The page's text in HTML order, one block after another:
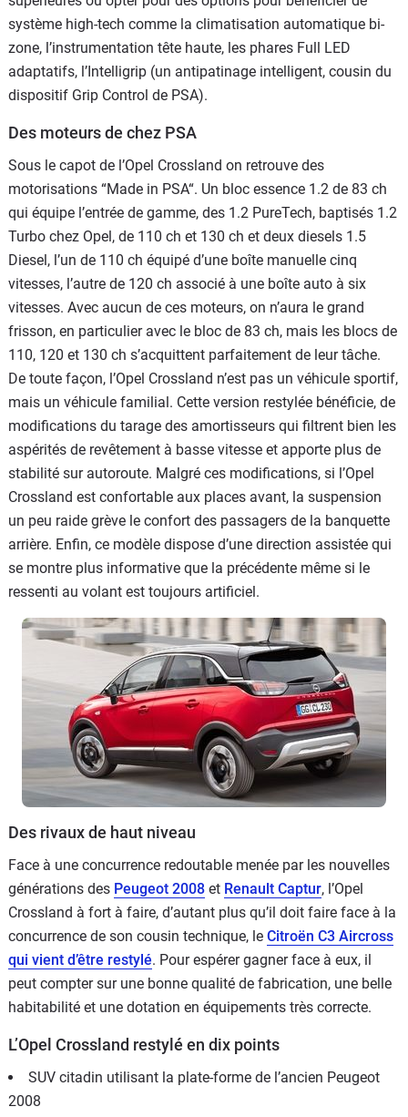
système high-tech comme la climatisation automatique bi-
zone, l’instrumentation tête haute, les phares Full LED
adaptatifs, l’Intelligrip (un antipatinage intelligent, cousin du
dispositif Grip Control de PSA).
Des moteurs de chez PSA
Sous le capot de l’Opel Crossland on retrouve des
motorisations “Made in PSA“. Un bloc essence 1.2 de 83 ch
qui équipe l’entrée de gamme, des 1.2 PureTech, baptisés 1.2
Turbo chez Opel, de 110 ch et 130 ch et deux diesels 1.5
Diesel, l’un de 110 ch équipé d’une boîte manuelle cinq
vitesses, l’autre de 120 ch associé à une boîte auto à six
vitesses. Avec aucun de ces moteurs, on n’aura le grand
frisson, en particulier avec le bloc de 83 ch, mais les blocs de
110, 120 et 130 ch s’acquittent parfaitement de leur tâche.
De toute façon, l’Opel Crossland n’est pas un véhicule sportif,
mais un véhicule familial. Cette version restylée bénéficie, de
modifications du tarage des amortisseurs qui filtrent bien les
aspérités de revêtement à basse vitesse et apporte plus de
stabilité sur autoroute. Malgré ces modifications, si l’Opel
Crossland est confortable aux places avant, la suspension
un peu raide grève le confort des passagers de la banquette
arrière. Enfin, ce modèle dispose d’une direction assistée qui
se montre plus informative que la précédente même si le
ressenti au volant est toujours artificiel.
Des rivaux de haut niveau
Face à une concurrence redoutable menée par les nouvelles
générations des Peugeot 2008 et Renault Captur, l’Opel
Crossland à fort à faire, d’autant plus qu’il doit faire face à la
concurrence de son cousin technique, le Citroën C3 Aircross
qui vient d’être restylé. Pour espérer gagner face à eux, il
peut compter sur une bonne qualité de fabrication, une belle
habitabilité et une dotation en équipements très correcte.
L’Opel Crossland restylé en dix points
SUV citadin utilisant la plate-forme de l’ancien Peugeot
2008